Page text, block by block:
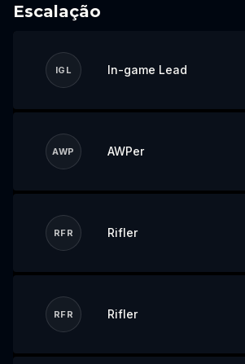
Escalação
IGL In-game Lead
AWP AWPer
RFR Rifler
RFR Rifler